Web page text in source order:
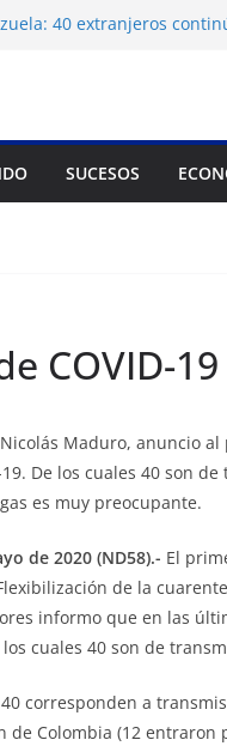
40 extranjeros
Venezuela exige justicia
SUCESOS
COVID-
Maduro, anuncio
De los cuales 40 son
es muy preocupante.
de 2020 (ND58).- El
de la
informo que en las
cuales 40 son de
corresponden a
Colombia (12 entraron